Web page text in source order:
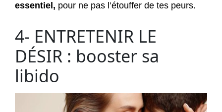
essentiel, pour ne pas l’étouffer de tes peurs.
4- ENTRETENIR LE
DÉSIR : booster sa
libido